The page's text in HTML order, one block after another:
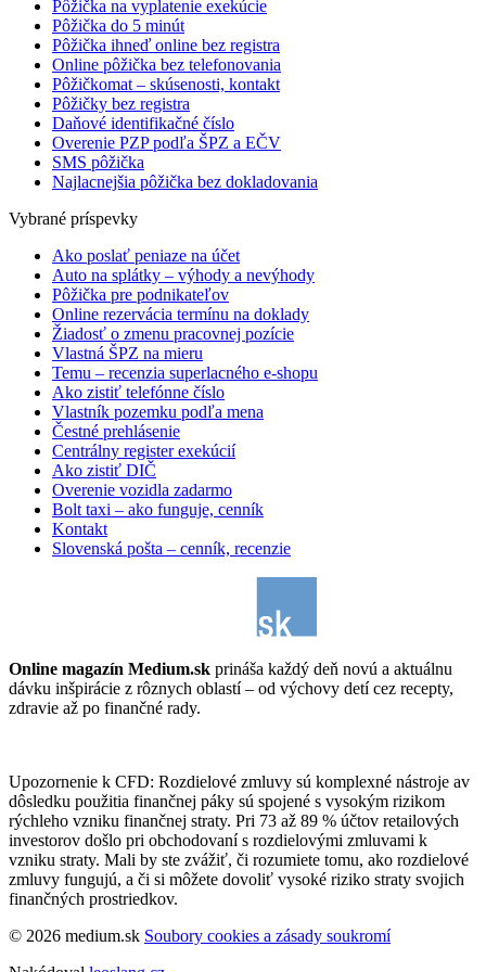
Pôžička na vyplatenie exekúcie
Pôžička do 5 minút
Pôžička ihneď online bez registra
Online pôžička bez telefonovania
Pôžičkomat – skúsenosti, kontakt
Pôžičky bez registra
Daňové identifikačné číslo
Overenie PZP podľa ŠPZ a EČV
SMS pôžička
Najlacnejšia pôžička bez dokladovania
Vybrané príspevky
Ako poslať peniaze na účet
Auto na splátky – výhody a nevýhody
Pôžička pre podnikateľov
Online rezervácia termínu na doklady
Žiadosť o zmenu pracovnej pozície
Vlastná ŠPZ na mieru
Temu – recenzia superlacného e-shopu
Ako zistiť telefónne číslo
Vlastník pozemku podľa mena
Čestné prehlásenie
Centrálny register exekúcií
Ako zistiť DIČ
Overenie vozidla zadarmo
Bolt taxi – ako funguje, cenník
Kontakt
Slovenská pošta – cenník, recenzie
Online magazín Medium.sk prináša každý deň novú a aktuálnu
dávku inšpirácie z rôznych oblastí – od výchovy detí cez recepty,
zdravie až po finančné rady.
Upozornenie k CFD: Rozdielové zmluvy sú komplexné nástroje av
dôsledku použitia finančnej páky sú spojené s vysokým rizikom
rýchleho vzniku finančnej straty. Pri 73 až 89 % účtov retailových
investorov došlo pri obchodovaní s rozdielovými zmluvami k
vzniku straty. Mali by ste zvážiť, či rozumiete tomu, ako rozdielové
zmluvy fungujú, a či si môžete dovoliť vysoké riziko straty svojich
finančných prostriedkov.
© 2026 medium.sk Soubory cookies a zásady soukromí